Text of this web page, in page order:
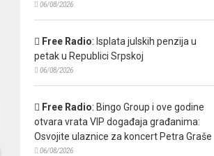
06/08/2026
Free Radio: Isplata julskih penzija u
petak u Republici Srpskoj
06/08/2026
Free Radio: Bingo Group i ove godine
otvara vrata VIP događaja građanima:
Osvojite ulaznice za koncert Petra Graše
06/08/2026